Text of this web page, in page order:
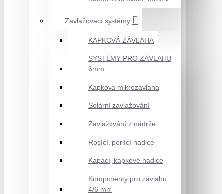
Zavlažovací systémy
KAPKOVÁ ZÁVLAHA
SYSTÉMY PRO ZÁVLAHU
6mm
Kapková mikrozávlaha
Solární zavlažování
Zavlažování z nádrže
Rosící, perlící hadice
Kapací, kapkové hadice
Komponenty pro závlahu
4/6 mm